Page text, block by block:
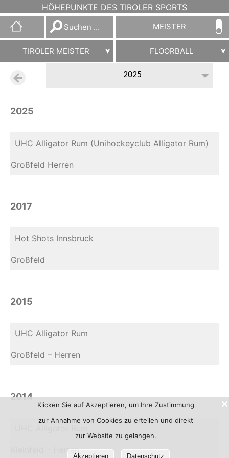
HÖHEPUNKTE DES TIROLER SPORTS
Suchen
nach:
MEISTER
TIROLER MEISTER FLOORBALL
2025
2025
UHC Alligator Rum (Unihockeyclub Alligator Rum)
Großfeld Herren
2017
Hot Shots Innsbruck
Großfeld
2015
UHC Alligator Rum
Großfeld – Herren
2014
Kleinfeld – Herren
Klicken Sie auf Akzeptieren, um Ihre Zustimmung
zur Annahme von Cookies zu erteilen und direkt
zur Website zu gelangen.
Akzeptieren Datenschutz